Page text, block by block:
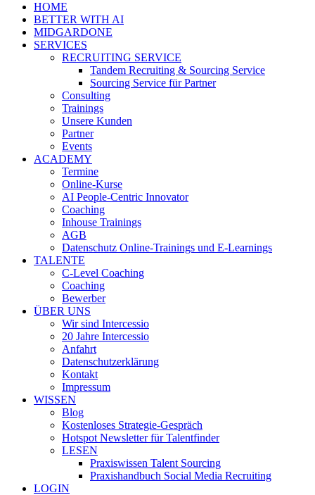
HOME
BETTER WITH AI
MIDGARDONE
SERVICES
RECRUITING SERVICE
Tandem Recruiting & Sourcing Service
Sourcing Service für Partner
Consulting
Trainings
Unsere Kunden
Partner
Events
ACADEMY
Termine
Online-Kurse
AI People-Centric Innovator
Coaching
Inhouse Trainings
AGB
Datenschutz Online-Trainings und E-Learnings
TALENTE
C-Level Coaching
Coaching
Bewerber
ÜBER UNS
Wir sind Intercessio
20 Jahre Intercessio
Anfahrt
Datenschutzerklärung
Kontakt
Impressum
WISSEN
Blog
Kostenloses Strategie-Gespräch
Hotspot Newsletter für Talentfinder
LESEN
Praxiswissen Talent Sourcing
Praxishandbuch Social Media Recruiting
LOGIN